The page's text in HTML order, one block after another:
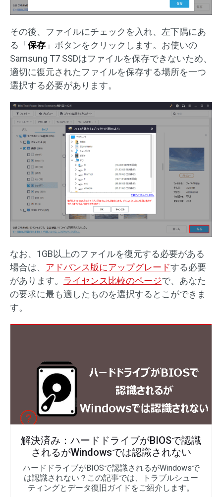
その後、ファイルにチェックを入れ、左下隅にあ
る「 保存 」ボタンをクリックします。お使いの
Samsung T7 SSDはファイルを保存できないため、
適切に復元されたファイルを保存する場所を一つ
選択する必要があります。
なお、1GB以上のファイルを復元する必要がある
場合は、 アドバンス版にアップグレードする必要
があります。 ライセンス比較のページで、あなた
の要求に最も適したものを選択するとこができま
す。
解決済み：ハードドライブがBIOSで認識
されるがWindowsでは認識されない
ハードドライブがBIOSで認識されるがWindowsで
は認識されない？この記事では、トラブルシュー
ティングとデータ復旧ガイドをご紹介します。